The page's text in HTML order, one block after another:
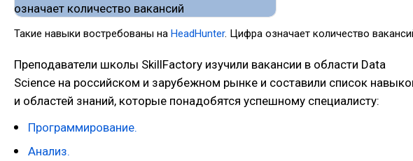
Такие навыки востребованы на HeadHunter. Цифра означает количество
Преподаватели школы SkillFactory изучили вакансии в области Data
Science на российском и зарубежном рынке и составили список
и областей знаний, которые понадобятся успешному специалисту:
Программирование.
Анализ.